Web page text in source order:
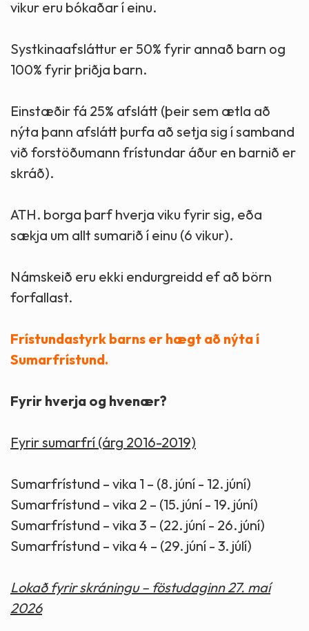
vikur eru bókaðar í einu.
Systkinaafsláttur er 50% fyrir annað barn og
100% fyrir þriðja barn.
Einstæðir fá 25% afslátt (þeir sem ætla að
nýta þann afslátt þurfa að setja sig í samband
við forstöðumann frístundar áður en barnið er
skráð).
ATH. borga þarf hverja viku fyrir sig, eða
sækja um allt sumarið í einu (6 vikur).
Námskeið eru ekki endurgreidd ef að börn
forfallast.
Frístundastyrk barns er hægt að nýta í
Sumarfrístund.
Fyrir hverja og hvenær?
Fyrir sumarfrí (árg 2016-2019)
Sumarfrístund – vika 1 – (8. júní - 12. júní)
Sumarfrístund – vika 2 – (15. júní - 19. júní)
Sumarfrístund – vika 3 – (22. júní - 26. júní)
Sumarfrístund – vika 4 – (29. júní - 3. júlí)
Lokað fyrir skráningu – föstudaginn 27. maí
2026